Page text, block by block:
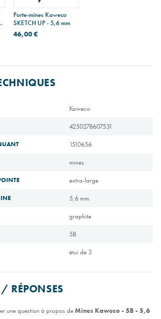
Porte-mines Kaweco
SKETCH UP - 5,6 mm
46,00 €
Kaweco
4250278607531
1510656
mines
extra-large
5,6 mm
graphite
5B
étui de 3
RÉPONSES
une question à propos deMines Kaweco - 5B - 5,6